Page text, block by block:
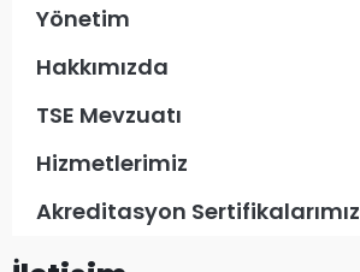
Yönetim
Hakkımızda
TSE Mevzuatı
Hizmetlerimiz
Akreditasyon Sertifikalarımız